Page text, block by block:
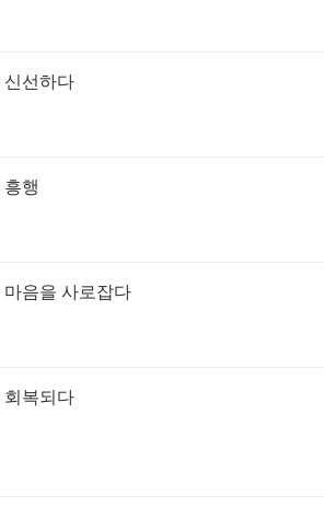
신선하다
흥행
마음을 사로잡다
회복되다